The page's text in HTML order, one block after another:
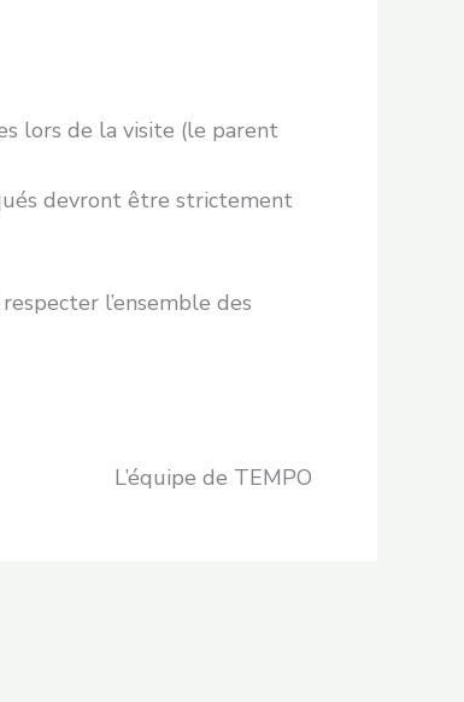
lors de la visite (le parent
devront être strictement
l’ensemble des
L’équipe de TEMPO